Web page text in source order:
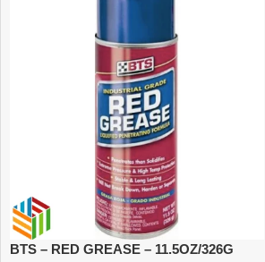
BTS – RED GREASE – 11.5OZ/326G